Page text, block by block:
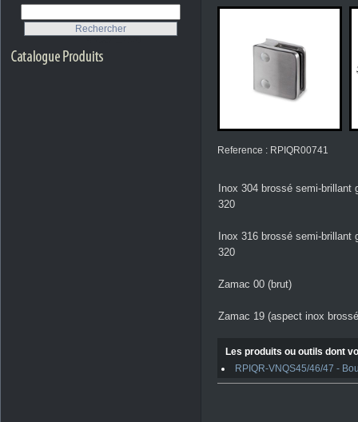
Reference : RPIQR00741
Inox 304 brossé semi-brillant
320
Inox 316 brossé semi-brillant
320
Zamac 00 (brut)
Zamac 19 (aspect inox
Les produits ou outils dont
RPIQR-VNQS45/46/47 -